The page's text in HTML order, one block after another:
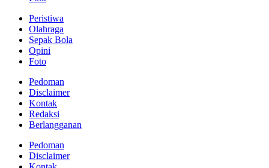
Peristiwa
Olahraga
Sepak Bola
Opini
Foto
Pedoman
Disclaimer
Kontak
Redaksi
Berlangganan
Pedoman
Disclaimer